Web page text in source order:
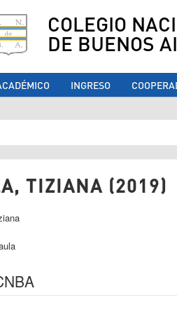
COLEGIO
DE BUENOS
INGRESO
usted aquí
TIZIANA (2019)